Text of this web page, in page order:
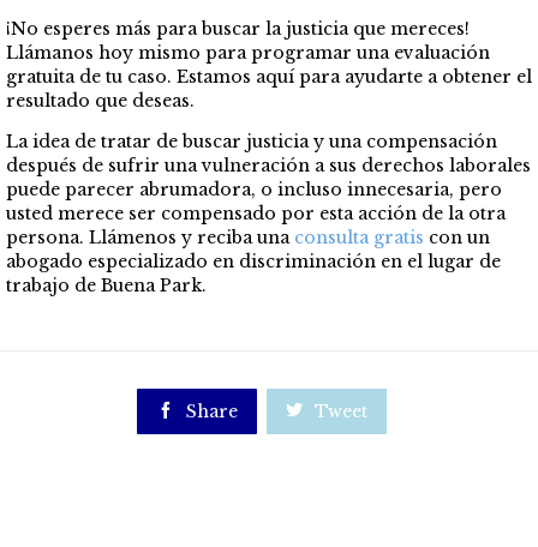
¡No esperes más para buscar la justicia que mereces!
Llámanos hoy mismo para programar una evaluación
gratuita de tu caso. Estamos aquí para ayudarte a obtener el
resultado que deseas.
La idea de tratar de buscar justicia y una compensación
después de sufrir una vulneración a sus derechos laborales
puede parecer abrumadora, o incluso innecesaria, pero
usted merece ser compensado por esta acción de la otra
persona. Llámenos y reciba una consulta gratis con un
abogado especializado en discriminación en el lugar de
trabajo de Buena Park.
 Share  Tweet